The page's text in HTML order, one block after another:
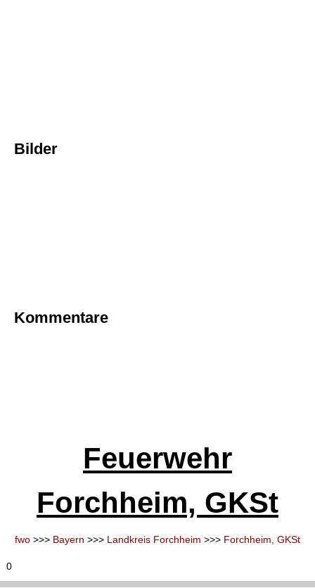
Bilder
Kommentare
Feuerwehr
Forchheim, GKSt
fwo >>> Bayern >>> Landkreis Forchheim >>> Forchheim, GKSt
0